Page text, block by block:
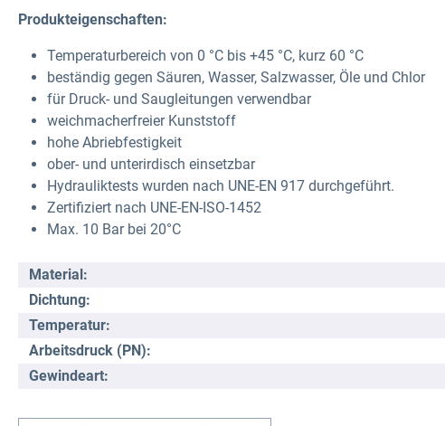
Produkteigenschaften:
Temperaturbereich von 0 °C bis +45 °C, kurz 60 °C
beständig gegen Säuren, Wasser, Salzwasser, Öle und Chlor
für Druck- und Saugleitungen verwendbar
weichmacherfreier Kunststoff
hohe Abriebfestigkeit
ober- und unterirdisch einsetzbar
Hydrauliktests wurden nach UNE-EN 917 durchgeführt.
Zertifiziert nach UNE-EN-ISO-1452
Max. 10 Bar bei 20°C
Material:
Dichtung:
Temperatur:
Arbeitsdruck (PN):
Gewindeart: